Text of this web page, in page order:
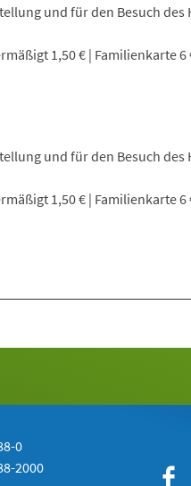
und für den Besuch des
1,50 € | Familienkarte 6
und für den Besuch des
1,50 € | Familienkarte 6
0
2000